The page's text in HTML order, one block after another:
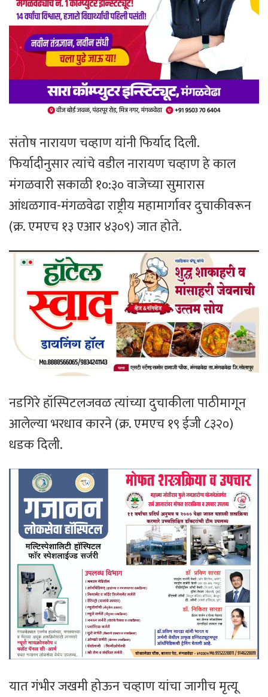
संतोष नारायण चव्हाण यांनी फिर्याद दिली.
फिर्यादीनुसार त्यांचे वडील नारायण चव्हाण हे काल
मंगळवारी सकाळी १०:३० वाजेच्या सुमारास
आंधळगाव-मंगळवेढा राष्ट्रीय महामार्गावर दुचाकीवरून
(क्र. एमएच १३ एआर ४३०९) जात होते.
नडगिरे हॉस्पिटलजवळ त्यांच्या दुचाकीला पाठीमागून
आलेल्या भरधाव कारने (क्र. एमएच १९ ईजी ८३२०)
धडक दिली.
यात गंभीर जखमी होऊन चव्हाण यांचा जागीच मृत्यू